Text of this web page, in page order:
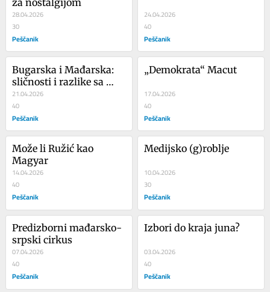
28.04.2026
30
Peščanik
24.04.2026
40
Peščanik
Bugarska i Mađarska:
sličnosti i razlike sa
Srbijom
21.04.2026
40
Peščanik
„Demokrata“ Macut
17.04.2026
40
Peščanik
Može li Ružić kao
Magyar
14.04.2026
40
Peščanik
Medijsko (g)roblje
10.04.2026
30
Peščanik
Predizborni mađarsko-
srpski cirkus
07.04.2026
40
Peščanik
Izbori do kraja juna?
03.04.2026
40
Peščanik